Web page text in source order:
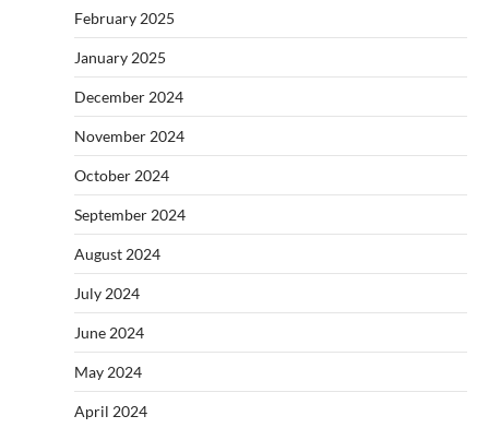
February 2025
January 2025
December 2024
November 2024
October 2024
September 2024
August 2024
July 2024
June 2024
May 2024
April 2024